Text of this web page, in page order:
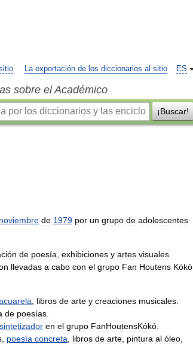
ES
La exportación de los diccionarios al sitio
sobre el Académico
¡Buscar!
noviembre de 1979 por un grupo de adolescentes
de poesía exhibiciones y artes visuales
llevadas a cabo con el grupo Fan Houtens Kókó
libros de arte y creaciones musicales
de poesías
sintetizador en el grupo FanHoutensKókó
poesía concreta libros de arte pintura al óleo